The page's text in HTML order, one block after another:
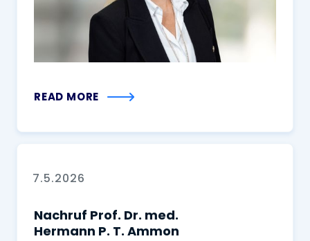
READ MORE
7.5.2026
Nachruf Prof. Dr. med.
Hermann P. T. Ammon